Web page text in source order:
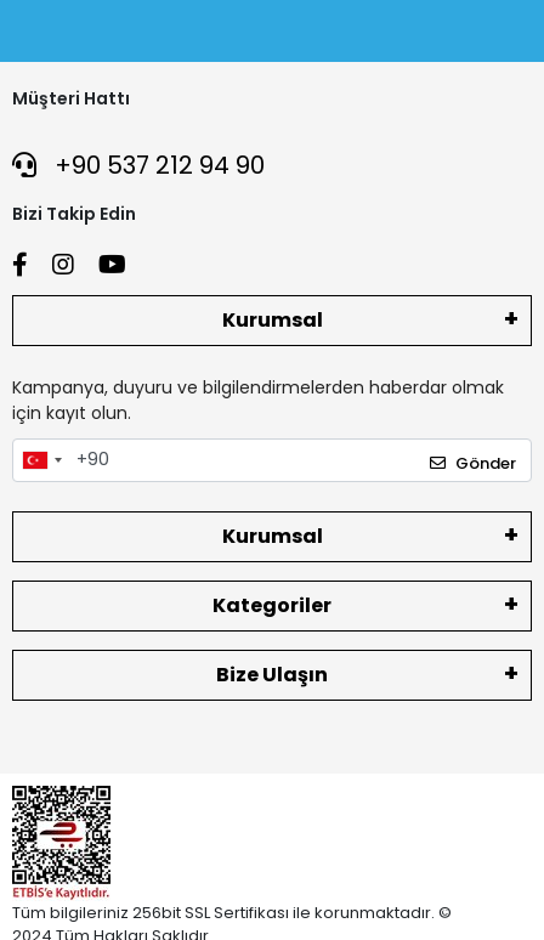
Müşteri Hattı
+90 537 212 94 90
Bizi Takip Edin
Kurumsal
Kampanya, duyuru ve bilgilendirmelerden haberdar olmak
için kayıt olun.
Gönder
Kurumsal
Kategoriler
Bize Ulaşın
Tüm bilgileriniz 256bit SSL Sertifikası ile korunmaktadır. ©
2024 Tüm Hakları Saklıdır